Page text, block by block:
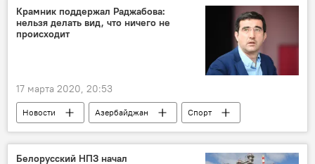
Кабинет министров АР
Коронавирус
больные
Крамник поддержал Раджабова:
нельзя делать вид, что ничего не
происходит
17 марта 2020, 20:53
Новости Азербайджан
Спорт
ЖИЗНЬ
Россия
Новости мира
Владимир Крамник
Теймур Раджабов
Белорусский НПЗ начал